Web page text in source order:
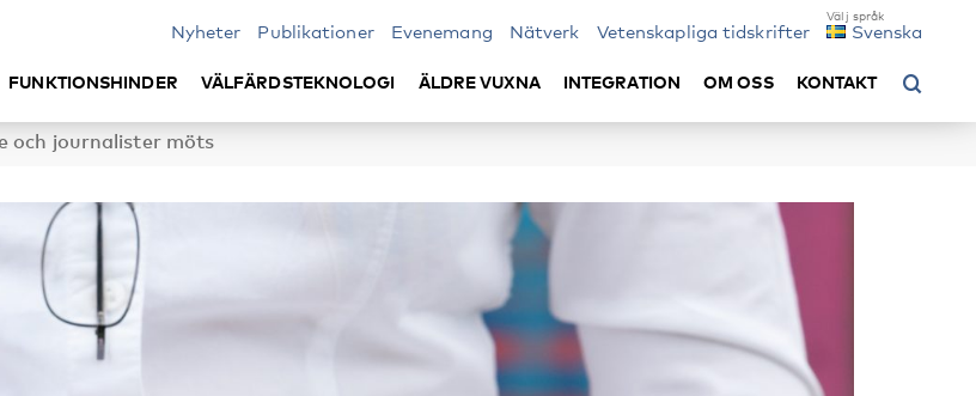
Nyheter Publikationer Evenemang Nätverk Vetenskapliga tidskrifter Svenska
FUNKTIONSHINDER VÄLFÄRDSTEKNOLOGI ÄLDRE VUXNA INTEGRATION OM OSS KONTAKT
och journalister möts